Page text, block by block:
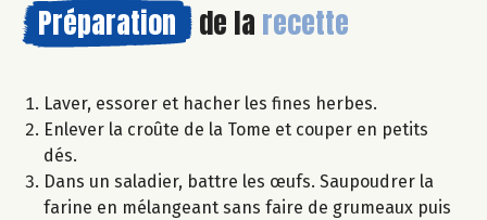
Préparation de la recette
Laver, essorer et hacher les fines herbes.
Enlever la croûte de la Tome et couper en petits
dés.
Dans un saladier, battre les œufs. Saupoudrer la
farine en mélangeant sans faire de grumeaux puis